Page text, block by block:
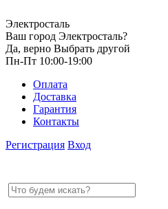
Электросталь
Ваш город Электросталь?
Да, верно Выбрать другой
Пн-Пт 10:00-19:00
Оплата
Доставка
Гарантия
Контакты
Регистрация Вход